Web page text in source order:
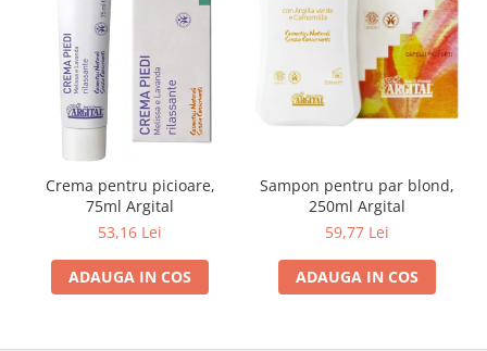
Crema pentru picioare,
75ml Argital
53,16 Lei
ADAUGA IN COS
Sampon pentru par blond,
250ml Argital
59,77 Lei
ADAUGA IN COS